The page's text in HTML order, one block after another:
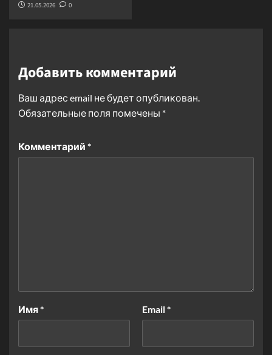
21.05.2026 0
Добавить комментарий
Ваш адрес email не будет опубликован.
Обязательные поля помечены *
Комментарий *
Имя* Email*